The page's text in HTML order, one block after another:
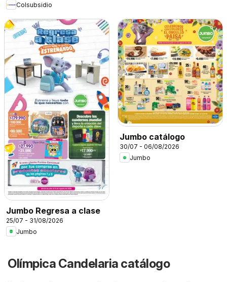
Colsubsidio
Jumbo Regresa a clase
25/07 - 31/08/2026
Jumbo
Jumbo catálogo
30/07 - 06/08/2026
Jumbo
Olímpica Candelaria catálogo